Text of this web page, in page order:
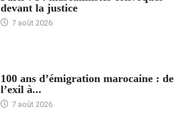
devant la justice
7 août 2026
100 ans d’émigration marocaine : de
l’exil à...
7 août 2026